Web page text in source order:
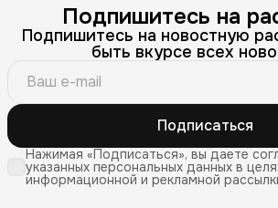
Подпишитесь на
Подпишитесь на новостную
быть вкурсе всех
Подписаться
Нажимая «Подписаться», вы даете
указанных персональных данных в
информационной и рекламной